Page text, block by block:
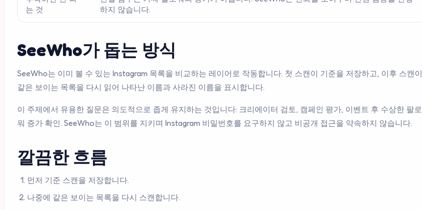
는 것
하지 않습니다.
SeeWho가 돕는 방식
SeeWho는 이미 볼 수 있는 Instagram 목록을 비교하는 레이어로 작동합니다. 첫 스캔이 기준을 저장하고, 이후 스캔이
같은 보이는 목록을 다시 읽어 나타난 이름과 사라진 이름을 표시합니다.
이 주제에서 유용한 질문은 의도적으로 좁게 유지하는 것입니다: 크리에이터 검토, 캠페인 평가, 이벤트 후 수상한 팔로
워 증가 확인. SeeWho는 이 범위를 지키며 Instagram 비밀번호를 요구하지 않고 비공개 접근을 약속하지 않습니다.
깔끔한 흐름
먼저 기준 스캔을 저장합니다.
나중에 같은 보이는 목록을 다시 스캔합니다.